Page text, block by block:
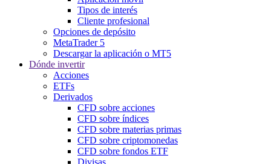
Tipos de interés
Cliente profesional
Opciones de depósito
MetaTrader 5
Descargar la aplicación o MT5
Dónde invertir
Acciones
ETFs
Derivados
CFD sobre acciones
CFD sobre índices
CFD sobre materias primas
CFD sobre criptomonedas
CFD sobre fondos ETF
Divisas